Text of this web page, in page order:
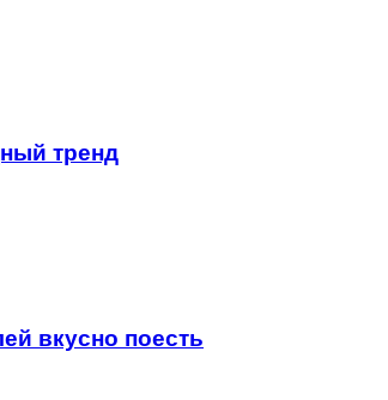
тренд
вкусно поесть